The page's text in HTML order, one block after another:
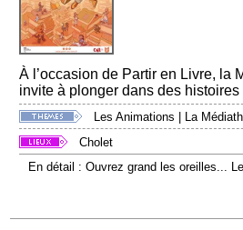
À l’occasion de Partir en Livre, la
invite à plonger dans des
Les Animations La
Cholet
En détail : Ouvrez grand les oreilles...